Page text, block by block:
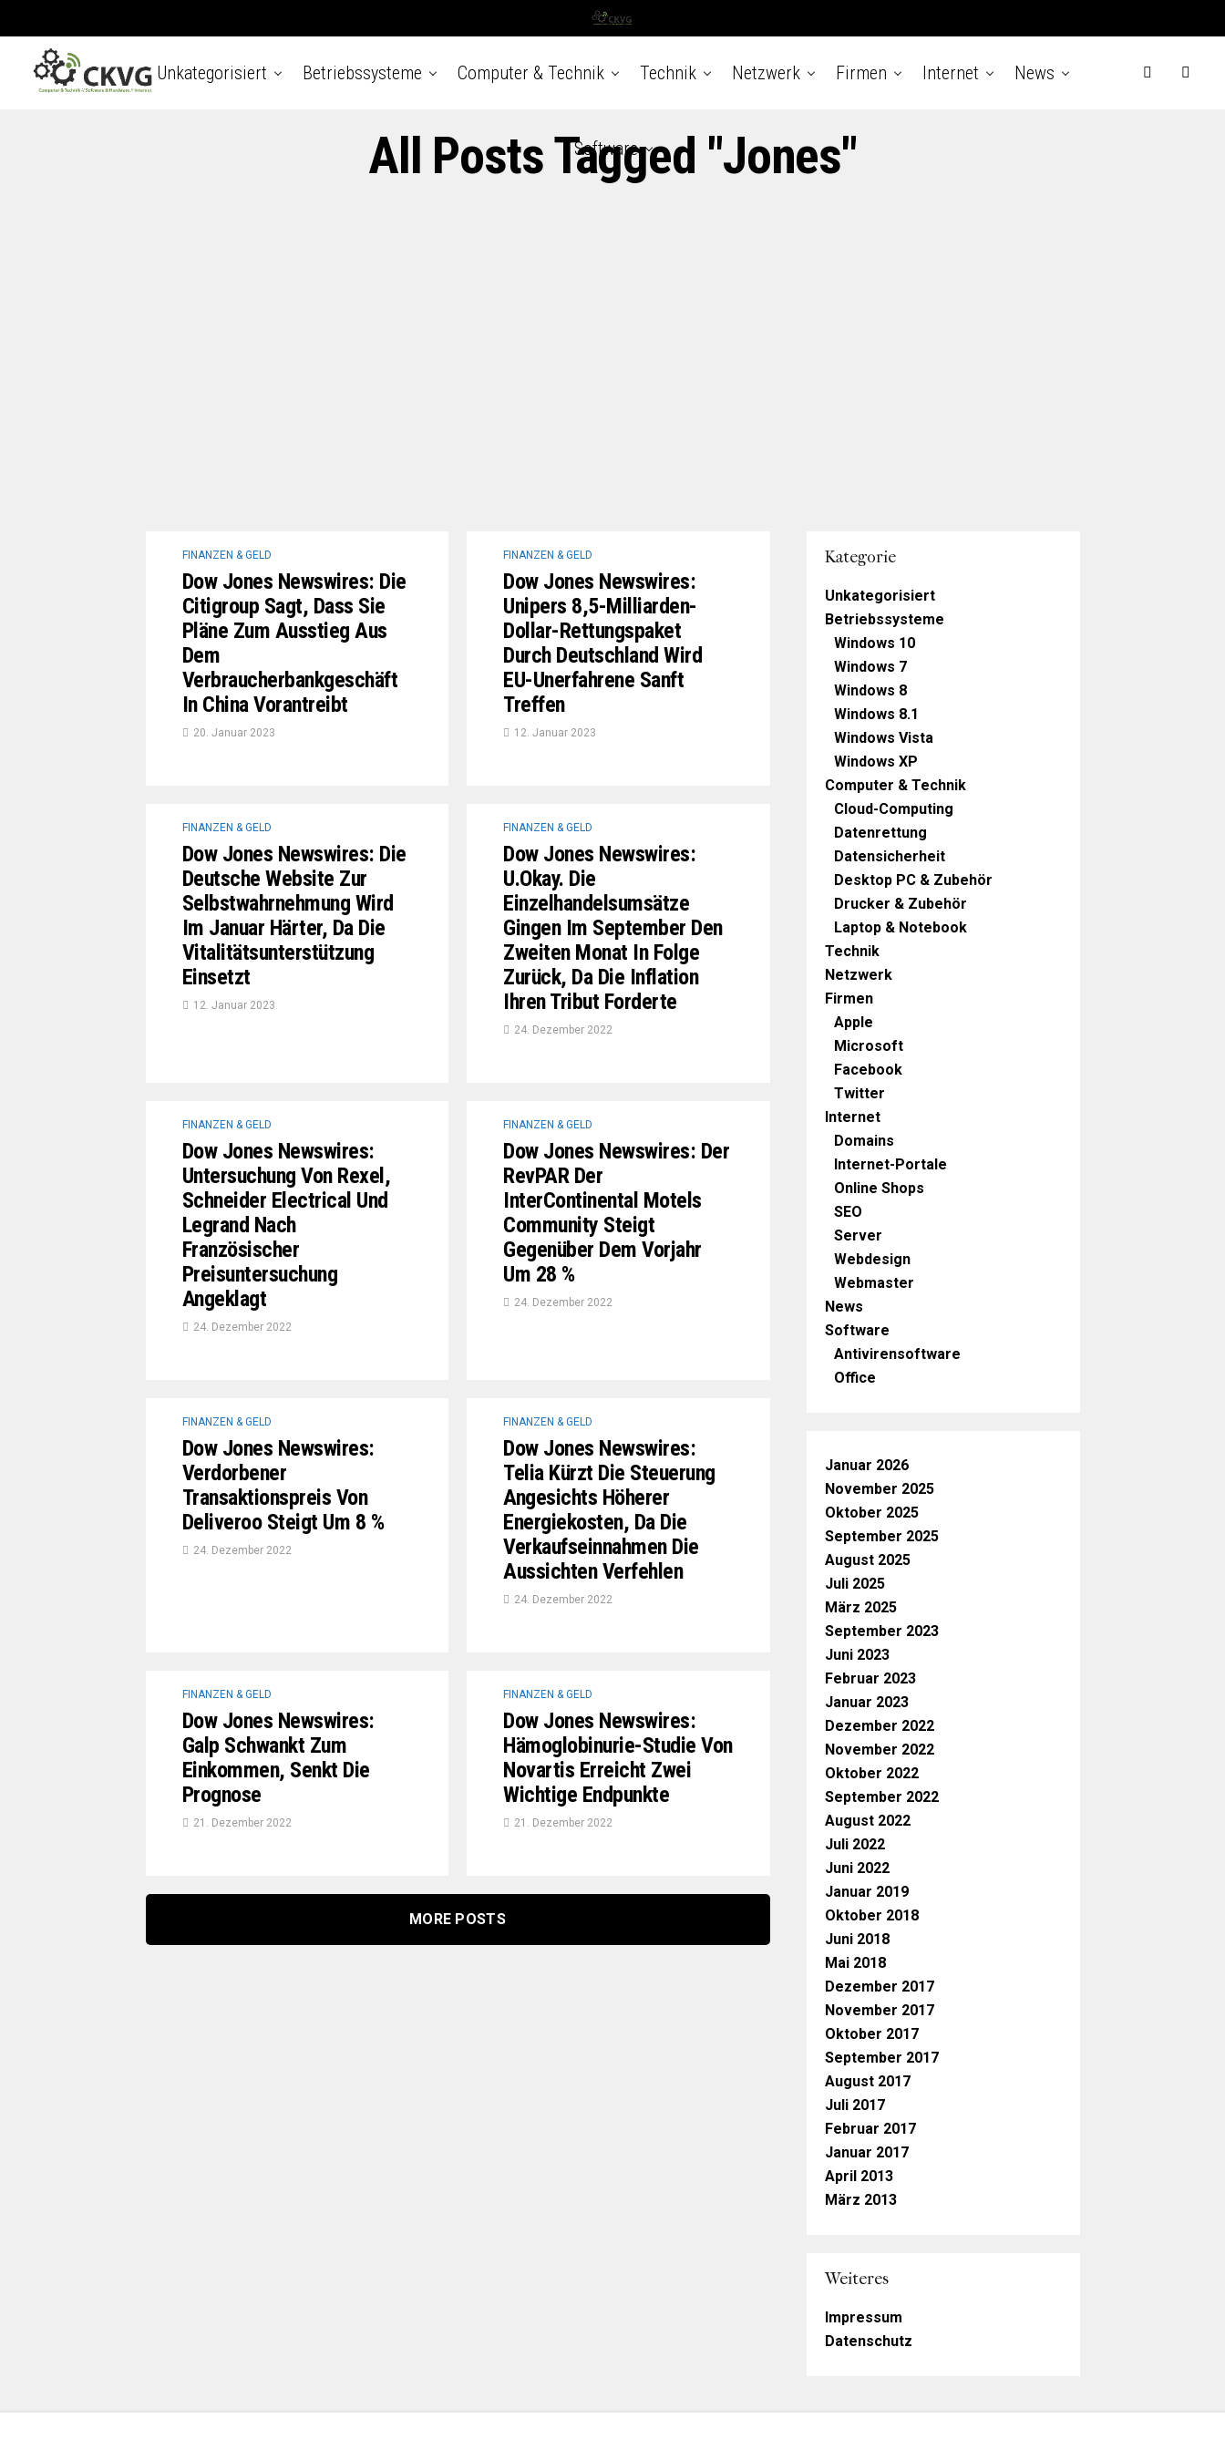
Unkategorisiert Betriebssysteme Computer & Technik Technik Netzwerk Firmen Internet News
Software
All Posts Tagged "Jones"
FINANZEN & GELD
Dow Jones Newswires: Die
Citigroup Sagt, Dass Sie
Pläne Zum Ausstieg Aus
Dem
Verbraucherbankgeschäft
In China Vorantreibt
20. Januar 2023
FINANZEN & GELD
Dow Jones Newswires:
Unipers 8,5-Milliarden-
Dollar-Rettungspaket
Durch Deutschland Wird
EU-Unerfahrene Sanft
Treffen
12. Januar 2023
FINANZEN & GELD
Dow Jones Newswires: Die
Deutsche Website Zur
Selbstwahrnehmung Wird
Im Januar Härter, Da Die
Vitalitätsunterstützung
Einsetzt
12. Januar 2023
FINANZEN & GELD
Dow Jones Newswires:
U.Okay. Die
Einzelhandelsumsätze
Gingen Im September Den
Zweiten Monat In Folge
Zurück, Da Die Inflation
Ihren Tribut Forderte
24. Dezember 2022
FINANZEN & GELD
Dow Jones Newswires:
Untersuchung Von Rexel,
Schneider Electrical Und
Legrand Nach
Französischer
Preisuntersuchung
Angeklagt
24. Dezember 2022
FINANZEN & GELD
Dow Jones Newswires: Der
RevPAR Der
InterContinental Motels
Community Steigt
Gegenüber Dem Vorjahr
Um 28 %
24. Dezember 2022
FINANZEN & GELD
Dow Jones Newswires:
Verdorbener
Transaktionspreis Von
Deliveroo Steigt Um 8 %
24. Dezember 2022
FINANZEN & GELD
Dow Jones Newswires:
Telia Kürzt Die Steuerung
Angesichts Höherer
Energiekosten, Da Die
Verkaufseinnahmen Die
Aussichten Verfehlen
24. Dezember 2022
FINANZEN & GELD
Dow Jones Newswires:
Galp Schwankt Zum
Einkommen, Senkt Die
Prognose
21. Dezember 2022
FINANZEN & GELD
Dow Jones Newswires:
Hämoglobinurie-Studie Von
Novartis Erreicht Zwei
Wichtige Endpunkte
21. Dezember 2022
MORE POSTS
Kategorie
Unkategorisiert
Betriebssysteme
Windows 10
Windows 7
Windows 8
Windows 8.1
Windows Vista
Windows XP
Computer & Technik
Cloud-Computing
Datenrettung
Datensicherheit
Desktop PC & Zubehör
Drucker & Zubehör
Laptop & Notebook
Technik
Netzwerk
Firmen
Apple
Microsoft
Facebook
Twitter
Internet
Domains
Internet-Portale
Online Shops
SEO
Server
Webdesign
Webmaster
News
Software
Antivirensoftware
Office
Januar 2026
November 2025
Oktober 2025
September 2025
August 2025
Juli 2025
März 2025
September 2023
Juni 2023
Februar 2023
Januar 2023
Dezember 2022
November 2022
Oktober 2022
September 2022
August 2022
Juli 2022
Juni 2022
Januar 2019
Oktober 2018
Juni 2018
Mai 2018
Dezember 2017
November 2017
Oktober 2017
September 2017
August 2017
Juli 2017
Februar 2017
Januar 2017
April 2013
März 2013
Weiteres
Impressum
Datenschutz